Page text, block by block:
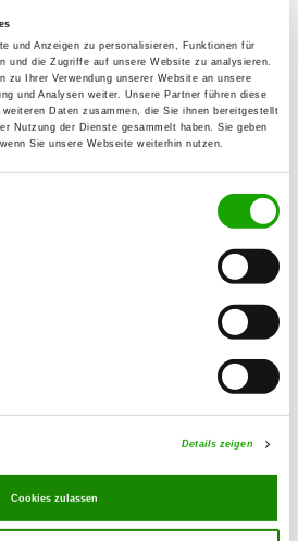
und Anzeigen zu personalisieren, Funktionen für
und die Zugriffe auf unsere Website zu analysieren.
zu Ihrer Verwendung unserer Website an unsere
und Analysen weiter. Unsere Partner führen diese
Daten zusammen, die Sie ihnen bereitgestellt
Nutzung der Dienste gesammelt haben. Sie geben
Sie unsere Webseite weiterhin nutzen.
Details zeigen
Cookies zulassen
Sommer:
Winter:
h - 21:00 h